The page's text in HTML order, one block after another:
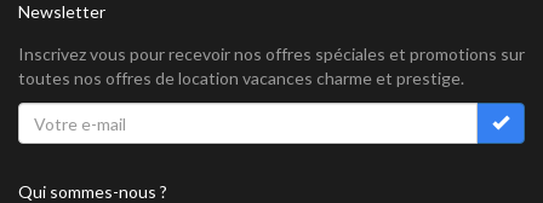
Newsletter
Inscrivez vous pour recevoir nos offres spéciales et promotions sur
toutes nos offres de location vacances charme et prestige.
Qui sommes-nous ?